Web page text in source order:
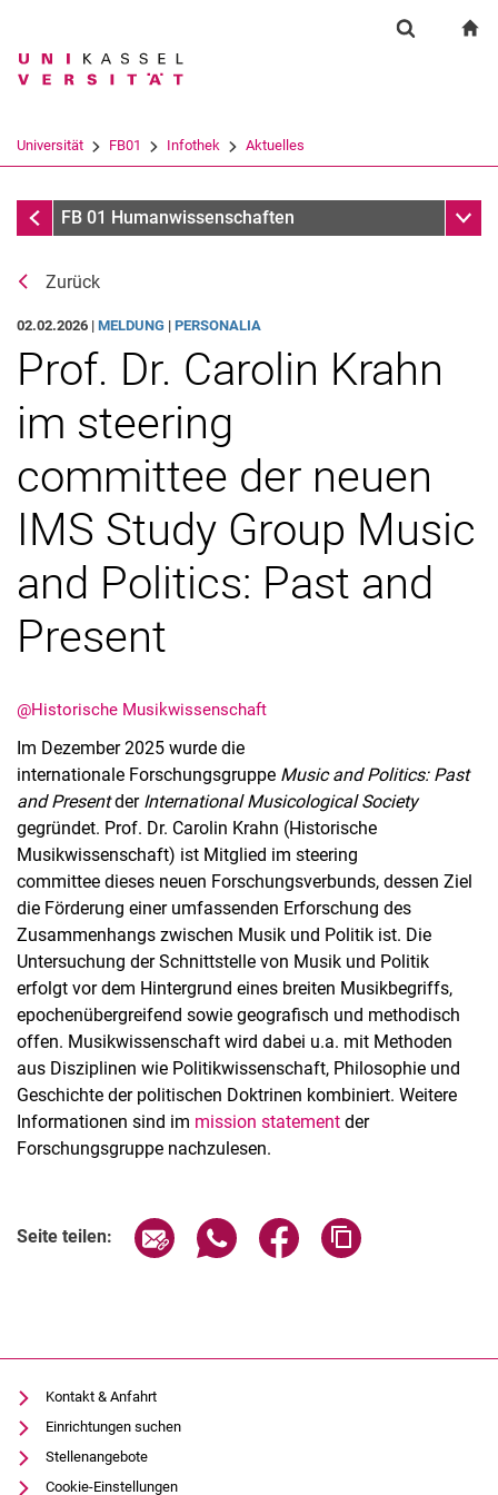
Springe direkt zu: Inhalt
Springe direkt zu: Suche
Springe direkt zu:
Suchbegriff
Suchen (öffnet externen Link in einem
Universität FB01 Infothek Aktuelles
AktuellesFB 01 Humanwissenschaften
Aktuelles
Termine
Zurück
02.02.2026 | MELDUNG | PERSONALIA
Prof. Dr. Carolin Krahn
im steering
committee der neuen
IMS Study Group Music
and Politics: Past and
Present
@Historische Musikwissenschaft
Im Dezember 2025 wurde die
internationale Forschungsgruppe Music and Politics: Past
and Presentder International Musicological Society
gegründet. Prof. Dr. Carolin Krahn (Historische
Musikwissenschaft) ist Mitglied im steering
committee dieses neuen Forschungsverbunds, dessen Ziel
die Förderung einer umfassenden Erforschung des
Zusammenhangs zwischen Musik und Politik ist. Die
Untersuchung der Schnittstelle von Musik und Politik
erfolgt vor dem Hintergrund eines breiten Musikbegriffs,
epochenübergreifend sowie geografisch und methodisch
offen. Musikwissenschaft wird dabei u.a. mit Methoden
aus Disziplinen wie Politikwissenschaft, Philosophie und
Geschichte der politischen Doktrinen kombiniert. Weitere
Informationen sind im mission statement der
Forschungsgruppe nachzulesen.
Seite teilen: Seite über E-Mail teilen
Seite über WhatsApp teilen
Seite über Facebook
Kontakt & Anfahrt
Einrichtungen suchen
Stellenangebote
Cookie-Einstellungen